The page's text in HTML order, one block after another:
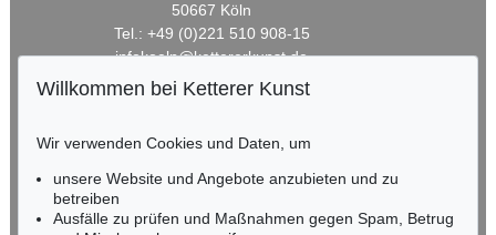
50667 Köln
Tel.: +49 (0)221 510 908-15
infokoeln@kettererkunst.de
HESSEN
Miriam Heß
Tel.: +49 (0)62 21 58 80-038
Fax: +49 (0)62 21 58 80-595
Willkommen bei Ketterer Kunst
Wir verwenden Cookies und Daten, um
unsere Website und Angebote anzubieten und zu
betreiben
Ausfälle zu prüfen und Maßnahmen gegen Spam, Betrug